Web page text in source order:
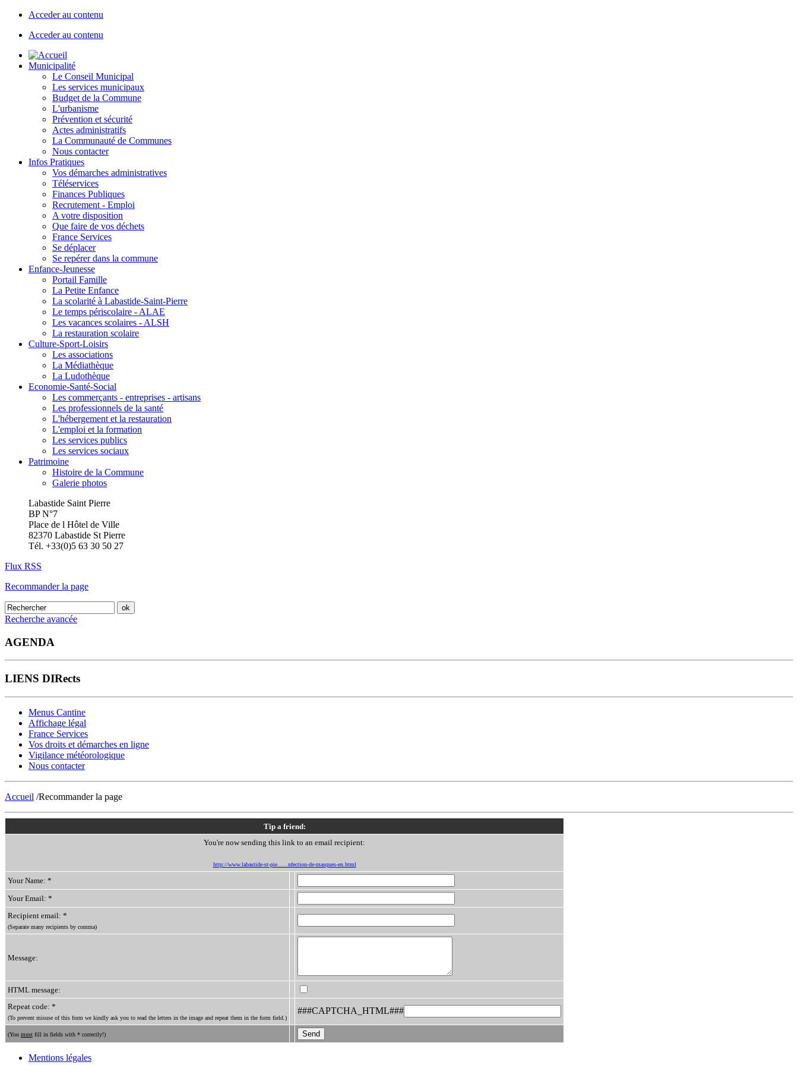
Acceder au contenu
Acceder au contenu
Municipalité
Le Conseil Municipal
Les services municipaux
Budget de la Commune
L'urbanisme
Prévention et sécurité
Actes administratifs
La Communauté de Communes
Nous contacter
Infos Pratiques
Vos démarches administratives
Téléservices
Finances Publiques
Recrutement - Emploi
A votre disposition
Que faire de vos déchets
France Services
Se déplacer
Se repérer dans la commune
Enfance-Jeunesse
Portail Famille
La Petite Enfance
La scolarité à Labastide-Saint-Pierre
Le temps périscolaire - ALAE
Les vacances scolaires - ALSH
La restauration scolaire
Culture-Sport-Loisirs
Les associations
La Médiathèque
La Ludothèque
Economie-Santé-Social
Les commerçants - entreprises - artisans
Les professionnels de la santé
L'hébergement et la restauration
L'emploi et la formation
Les services publics
Les services sociaux
Patrimoine
Histoire de la Commune
Galerie photos
Labastide Saint Pierre
BP N°7
Place de l Hôtel de Ville
82370 Labastide St Pierre
Tél. +33(0)5 63 30 50 27
Flux RSS
Recommander la page
Recherche avancée
AGENDA
LIENS DIRects
Menus Cantine
Affichage légal
France Services
Vos droits et démarches en ligne
Vigilance météorologique
Nous contacter
Accueil /Recommander la page
Tip a friend:
You're now sending this link to an email recipient:
http://www.labastide-st-pie......nfection-de-masques-en.html
Your Name: *
Your Email: *
Recipient email: *
(Separate many recipients by comma)
Message:
HTML message:
Repeat code: *
(To prevent misuse of this form we kindly ask you to read the letters in the image and repeat them in the form field.)
###CAPTCHA_HTML###
(You must fill in fields with * correctly!)
Mentions légales